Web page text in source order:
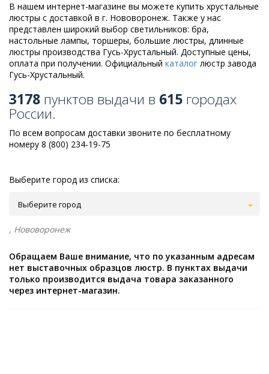
В нашем интернет-магазине вы можете купить хрустальные
люстры с доставкой в г. Нововоронеж. Также у нас
представлен широкий выбор светильников: бра,
настольные лампы, торшеры, большие люстры, длинные
люстры производства Гусь-Хрустальный. Доступные цены,
оплата при получении. Официальный каталог люстр завода
Гусь-Хрустальный.
3178 пунктов выдачи в 615 городах
России.
По всем вопросам доставки звоните по бесплатному
номеру 8 (800) 234-19-75
Выберите город из списка:
Выберите город
, Нововоронеж
Обращаем Ваше внимание, что по указанным адресам
нет выставочных образцов люстр. В пунктах выдачи
только производится выдача товара заказанного
через интернет-магазин.